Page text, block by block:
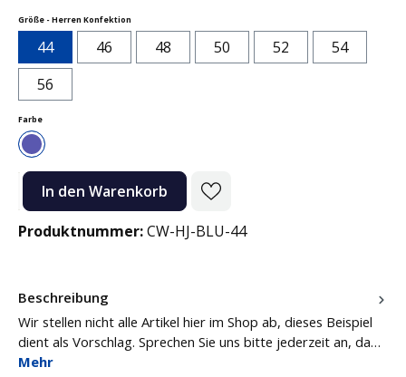
Größe - Herren Konfektion
44 46 48 50 52
54
56
Farbeauswählen
Blau
Produkt Anzahl: Gib den gewünschten Wert ein oder benutze die
In den Warenkorb
Produktnummer:CW-HJ-BLU-44
Beschreibung
Wir stellen nicht alle Artikel hier im Shop ab, dieses Beispiel
dient als Vorschlag. Sprechen Sie uns bitte jederzeit an, da…
Mehr